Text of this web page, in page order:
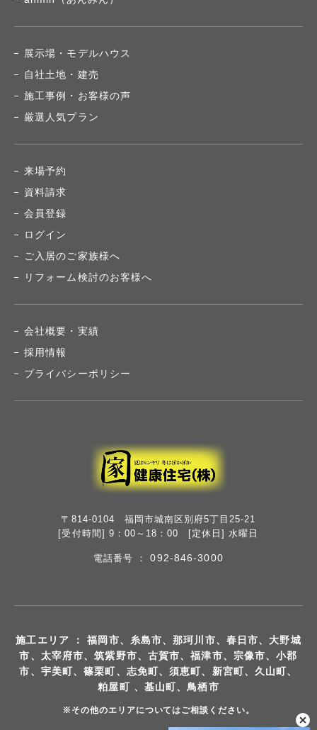
展示場・モデルハウス
自社土地・建売
施工事例・お客様の声
厳選人気プラン
来場予約
資料請求
会員登録
ログイン
ご入居のご家族様へ
リフォーム検討のお客様へ
会社概要・実績
採用情報
プライバシーポリシー
〒814-0104 福岡市城南区別府5丁目25-21
[受付時間] 9：00～18：00 [定休日] 水曜日
電話番号 ：092-846-3000
施工エリア ： 福岡市、糸島市、那珂川市、春日市、大野城
市、太宰府市、筑紫野市、古賀市、福津市、宗像市、小郡
市、宇美町、篠栗町、志免町、須恵町、新宮町、久山町、
粕屋町 、基山町、鳥栖市
※その他のエリアについてはご相談ください。